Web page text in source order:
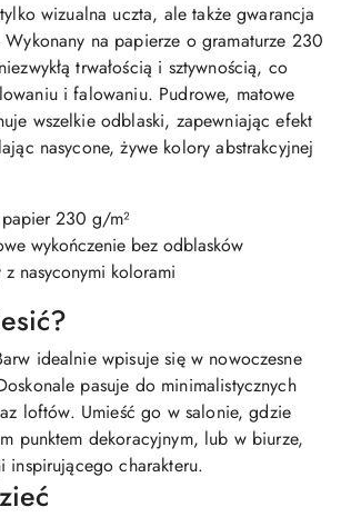
wizualna uczta, ale także gwarancja
Wykonany na papierze o gramaturze 230
trwałością i sztywnością, co
i falowaniu. Pudrowe, matowe
wszelkie odblaski, zapewniając efekt
nasycone, żywe kolory abstrakcyjnej
230 g/m²
wykończenie bez odblasków
nasyconymi kolorami
idealnie wpisuje się w nowoczesne
pasuje do minimalistycznych
loftów. Umieść go w salonie, gdzie
punktem dekoracyjnym, lub w biurze,
inspirującego charakteru.